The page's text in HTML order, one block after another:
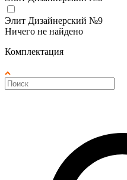
Элит Дизайнерский №9
Ничего не найдено
Комплектация